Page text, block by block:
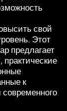
свой
Этот
предлагает
практические
к